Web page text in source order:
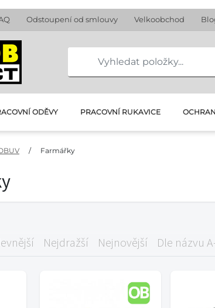
Odstoupení od smlouvy Velkoobchod
ODĚVY PRACOVNÍ RUKAVICE
/ Farmářky
Nejdražší Nejnovější Dle názvu